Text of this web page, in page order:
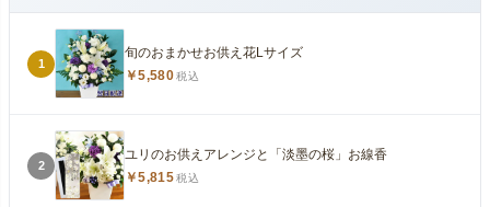
1
旬のおまかせお供え花Lサイズ
￥5,580税込
2
ユリのお供えアレンジと「淡墨の桜」お線香
￥5,815税込